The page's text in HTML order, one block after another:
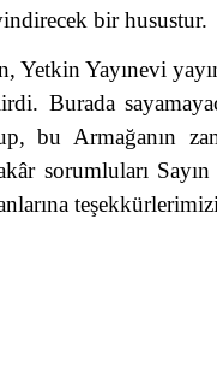
bir husustur.
Yetkin Yayınevi
Burada
bu Armağanın
sorumluları